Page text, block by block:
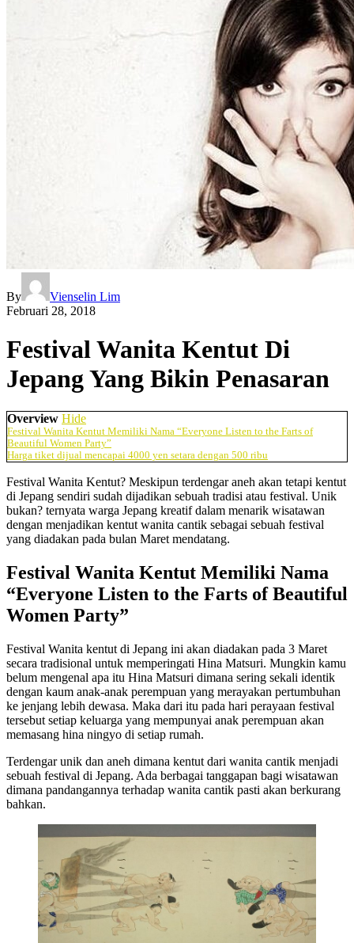
By
Vienselin Lim
Februari 28, 2018
Festival Wanita Kentut Di
Jepang Yang Bikin Penasaran
Overview Hide
Festival Wanita Kentut Memiliki Nama “Everyone Listen to the Farts of
Beautiful Women Party”
Harga tiket dijual mencapai 4000 yen setara dengan 500 ribu
Festival Wanita Kentut? Meskipun terdengar aneh akan tetapi kentut
di Jepang sendiri sudah dijadikan sebuah tradisi atau festival. Unik
bukan? ternyata warga Jepang kreatif dalam menarik wisatawan
dengan menjadikan kentut wanita cantik sebagai sebuah festival
yang diadakan pada bulan Maret mendatang.
Festival Wanita Kentut Memiliki Nama
“Everyone Listen to the Farts of Beautiful
Women Party”
Festival Wanita kentut di Jepang ini akan diadakan pada 3 Maret
secara tradisional untuk memperingati Hina Matsuri. Mungkin kamu
belum mengenal apa itu Hina Matsuri dimana sering sekali identik
dengan kaum anak-anak perempuan yang merayakan pertumbuhan
ke jenjang lebih dewasa. Maka dari itu pada hari perayaan festival
tersebut setiap keluarga yang mempunyai anak perempuan akan
memasang hina ningyo di setiap rumah.
Terdengar unik dan aneh dimana kentut dari wanita cantik menjadi
sebuah festival di Jepang. Ada berbagai tanggapan bagi wisatawan
dimana pandangannya terhadap wanita cantik pasti akan berkurang
bahkan.